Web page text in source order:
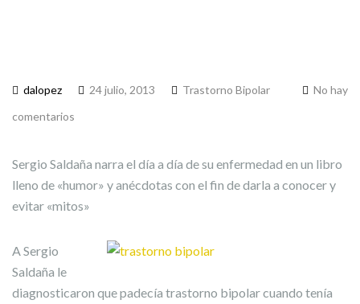
dalopez 24 julio, 2013 Trastorno Bipolar
No hay
comentarios
Sergio Saldaña narra el día a día de su enfermedad en un libro
lleno de «humor» y anécdotas con el fin de darla a conocer y
evitar «mitos»
A Sergio
Saldaña le
diagnosticaron que padecía trastorno bipolar cuando tenía